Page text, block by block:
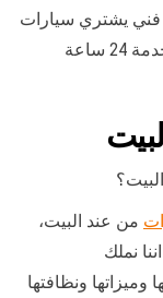
فني يشتري سيارات
من عند البيت،
نملك
ونظافتها